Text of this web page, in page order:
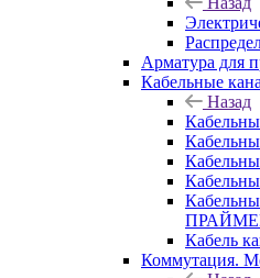
Арматура для
Кабельные
Назад
Кабель
Коммутация.